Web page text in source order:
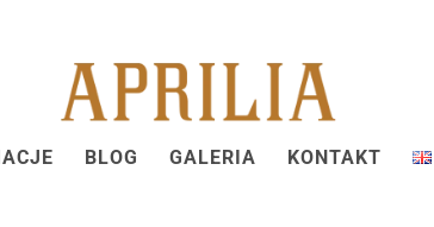
BLOG GALERIA KONTAKT